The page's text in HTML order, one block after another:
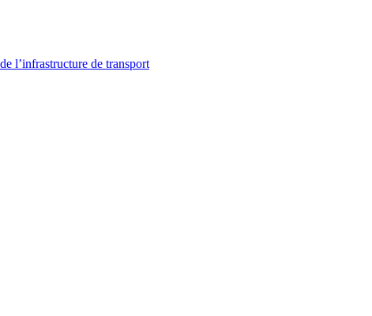
l’infrastructure de transport